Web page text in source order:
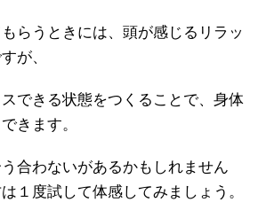
らうときには、頭が感じるリラッ
が、
できる状態をつくることで、身体
きます。
合わないがあるかもしれません
１度試して体感してみましょう。